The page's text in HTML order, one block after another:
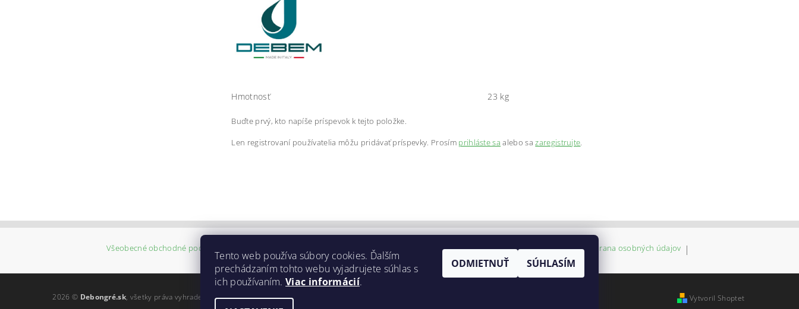
Hmotnosť 23 kg
Buďte prvý, kto napíše príspevok k tejto položke.
Len registrovaní používatelia môžu pridávať príspevky. Prosím prihláste sa alebo sazaregistrujte.
Všeobecné obchodné podmienky | Reklamačný protokol Odstúpenie od zmluvy | Doprava a platba | Ochrana osobných údajov |
Tento web používa súbory cookies. Prehliadaním webu vyjadrujete súhlas s ich používaním. Viac informácií.
2026 © Debongré.sk, všetky práva vyhradené Upraviť nastavenie cookies Vytvoril Shoptet
Tento web používa súbory cookies. Ďalším
prechádzaním tohto webu vyjadrujete súhlas s
ich používaním.Viac informácií.
ODMIETNUŤ SÚHLASÍM